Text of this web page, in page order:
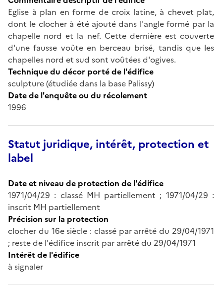
Eglise à plan en forme de croix latine, à chevet plat,
dont le clocher à été ajouté dans l'angle formé par la
chapelle nord et la nef. Cette dernière est couverte
d'une fausse voûte en berceau brisé, tandis que les
chapelles nord et sud sont voûtées d'ogives.
Technique du décor porté de l'édifice
sculpture (étudiée dans la base Palissy)
Date de l'enquête ou du récolement
1996
Statut juridique, intérêt, protection et
label
Date et niveau de protection de l'édifice
1971/04/29 : classé MH partiellement ; 1971/04/29 :
inscrit MH partiellement
Précision sur la protection
clocher du 16e siècle : classé par arrêté du 29/04/1971
; reste de l'édifice inscrit par arrêté du 29/04/1971
Intérêt de l'édifice
à signaler